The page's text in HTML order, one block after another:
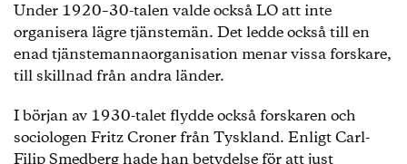
Under 1920–30-talen valde också LO att inte
organisera lägre tjänstemän. Det ledde också till en
enad tjänstemannaorganisation menar vissa forskare,
till skillnad från andra länder.
I början av 1930-talet flydde också forskaren och
sociologen Fritz Croner från Tyskland. Enligt Carl-